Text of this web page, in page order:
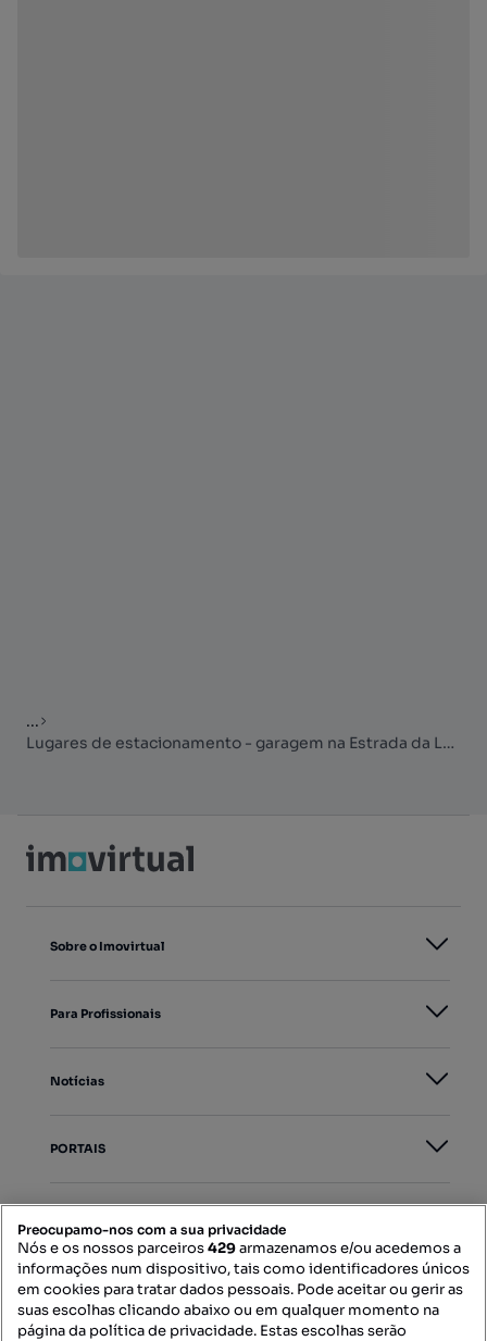
...
Lugares de estacionamento - garagem na Estrada da Luz 106, Laranjeiras
Sobre o Imovirtual
Para Profissionais
Notícias
PORTAIS
Contacte-nos
Preocupamo-nos com a sua privacidade
Nós e os nossos parceiros429armazenamos e/ou acedemos a
informações num dispositivo, tais como identificadores únicos
em cookies para tratar dados pessoais. Pode aceitar ou gerir as
suas escolhas clicando abaixo ou em qualquer momento na
página da política de privacidade. Estas escolhas serão